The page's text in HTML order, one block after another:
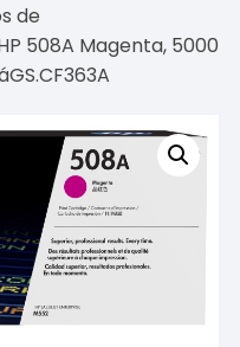
de
508A Magenta, 5000